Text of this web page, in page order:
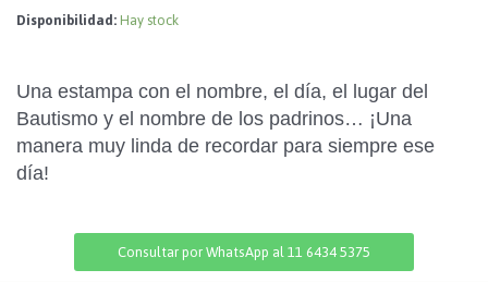
Disponibilidad:Hay stock
Una estampa con el nombre, el día, el lugar del
Bautismo y el nombre de los padrinos… ¡Una
manera muy linda de recordar para siempre ese
día!
Consultar por WhatsApp al 11 6434 5375